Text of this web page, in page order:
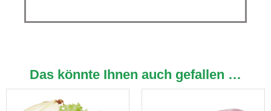
Das könnte Ihnen auch gefallen …